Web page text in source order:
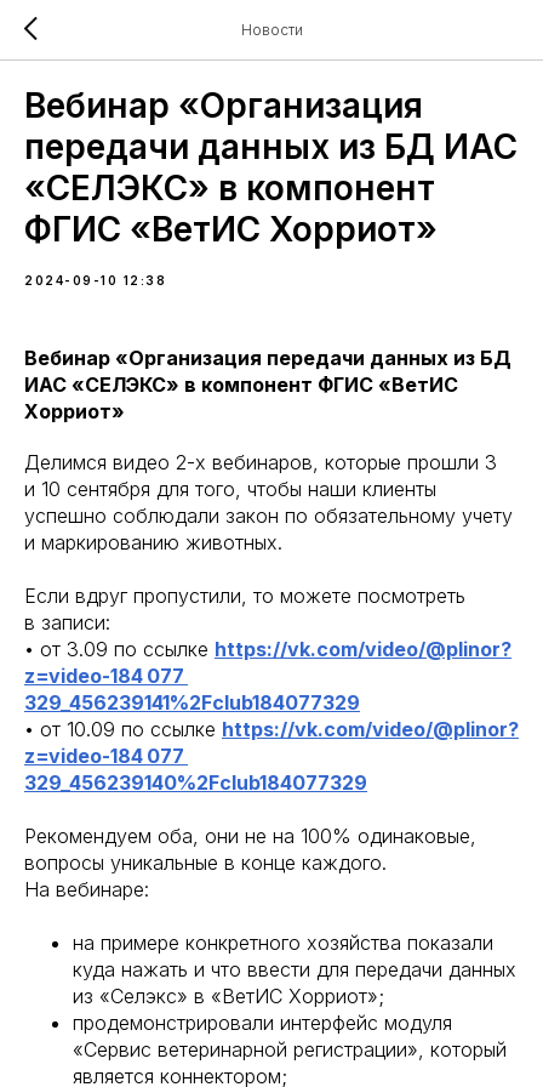
Новости
Вебинар «Организация
передачи данных из БД ИАС
«СЕЛЭКС» в компонент
ФГИС «ВетИС Хорриот»
2024-09-10 12:38
Вебинар «Организация передачи данных из БД
ИАС «СЕЛЭКС» в компонент ФГИС «ВетИС
Хорриот»
Делимся видео 2-х вебинаров, которые прошли 3
и 10 сентября для того, чтобы наши клиенты
успешно соблюдали закон по обязательному учету
и маркированию животных.
Если вдруг пропустили, то можете посмотреть
в записи:
• от 3.09 по ссылке https://vk.com/video/@plinor?
z=video-184 077
329_456239141%2Fclub184077329
• от 10.09 по ссылке https://vk.com/video/@plinor?
z=video-184 077
329_456239140%2Fclub184077329
Рекомендуем оба, они не на 100% одинаковые,
вопросы уникальные в конце каждого.
На вебинаре:
на примере конкретного хозяйства показали
куда нажать и что ввести для передачи данных
из «Селэкс» в «ВетИС Хорриот»;
продемонстрировали интерфейс модуля
«Сервис ветеринарной регистрации», который
является коннектором;